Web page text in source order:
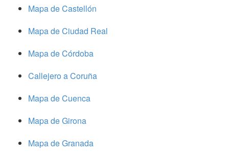
Mapa de Castellón
Mapa de Ciudad Real
Mapa de Córdoba
Callejero a Coruña
Mapa de Cuenca
Mapa de Girona
Mapa de Granada